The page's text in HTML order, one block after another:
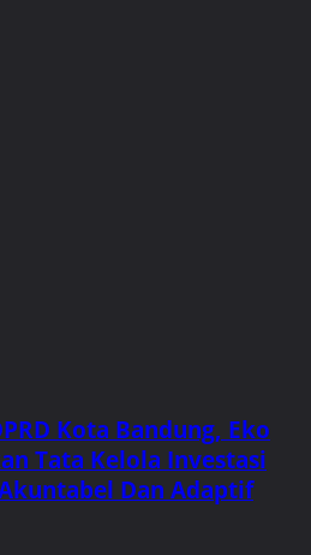
Kota Bandung, Eko
Tata Kelola Investasi
Dan Adaptif